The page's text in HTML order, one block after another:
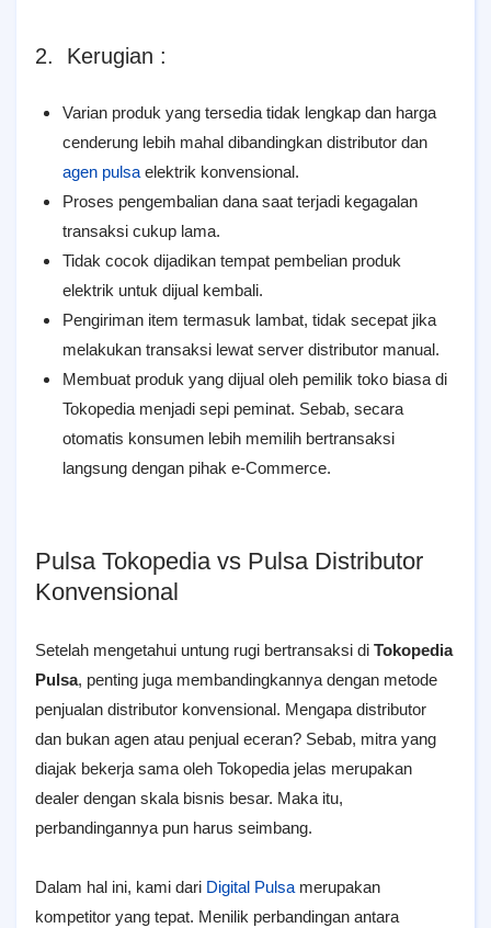
2. Kerugian :
Varian produk yang tersedia tidak lengkap dan harga
cenderung lebih mahal dibandingkan distributor dan
agen pulsa elektrik konvensional.
Proses pengembalian dana saat terjadi kegagalan
transaksi cukup lama.
Tidak cocok dijadikan tempat pembelian produk
elektrik untuk dijual kembali.
Pengiriman item termasuk lambat, tidak secepat jika
melakukan transaksi lewat server distributor manual.
Membuat produk yang dijual oleh pemilik toko biasa di
Tokopedia menjadi sepi peminat. Sebab, secara
otomatis konsumen lebih memilih bertransaksi
langsung dengan pihak e-Commerce.
Pulsa Tokopedia vs Pulsa Distributor
Konvensional
Setelah mengetahui untung rugi bertransaksi di Tokopedia
Pulsa, penting juga membandingkannya dengan metode
penjualan distributor konvensional. Mengapa distributor
dan bukan agen atau penjual eceran? Sebab, mitra yang
diajak bekerja sama oleh Tokopedia jelas merupakan
dealer dengan skala bisnis besar. Maka itu,
perbandingannya pun harus seimbang.
Dalam hal ini, kami dari Digital Pulsa merupakan
kompetitor yang tepat. Menilik perbandingan antara